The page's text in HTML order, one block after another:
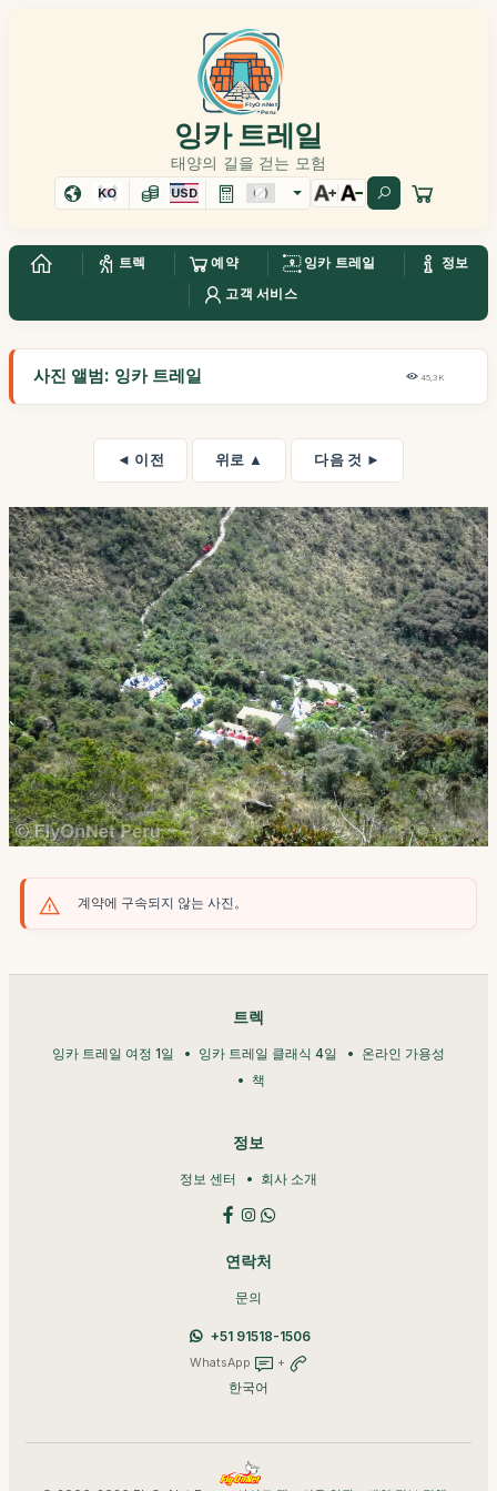
잉카 트레일
태양의 길을 걷는 모험
KO USD
트렉 예약 잉카 트레일
정보
고객 서비스
사진 앨범: 잉카 트레일 45,3K
◄ 이전 위로 ▲ 다음 것 ►
계약에 구속되지 않는 사진。
트렉
잉카 트레일 여정 1일 잉카 트레일 클래식 4일
온라인 가용성
책
정보
정보 센터 회사 소개
연락처
문의
+51 91518-1506
WhatsApp +
한국어